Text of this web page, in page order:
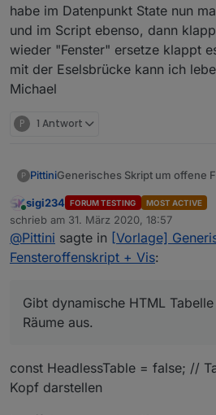
Wieder erst mal nach
Adapter neustarten. Wenns
auf true setzen und die
habe im Datenpunkt State nun
und im Script ebenso, dann
wieder "Fenster" ersetze klappt
mit der Eselsbrücke kann ich
Michael
P 1 Antwort
P PittiniGenerisches Skript um offene
Online
sigi234 FORUM TESTING MOST ACTIVE
schrieb am 31. März 2020, 18:57
zuletzt editiert von
@Pittini sagte in [Vorlage]
Fensteroffenskript + Vis:
Gibt dynamische HTML
Räume aus.
const HeadlessTable = false; //
Kopf darstellen